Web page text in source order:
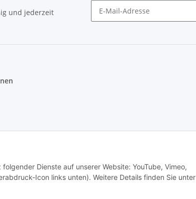
Dienste auf unserer Website: YouTube, Vimeo,
Icon links unten). Weitere Details finden Sie unter
und jederzeit